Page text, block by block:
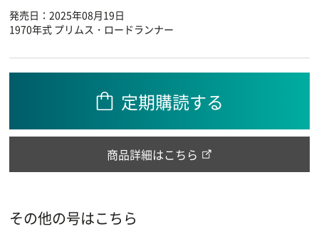
発売日：2025年08月19日
1970年式 プリムス・ロードランナー
定期購読する
商品詳細はこちら
その他の号はこちら